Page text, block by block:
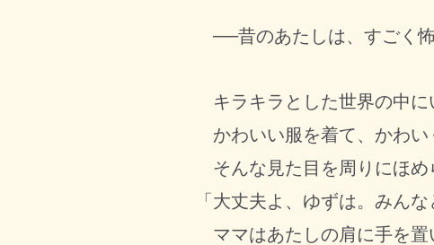
──昔のあたしは、すごく
キラキラとした世界の中に
かわいい服を着て、かわい
そんな見た目を周りにほめ
「大丈夫よ、ゆずは。みん
ママはあたしの肩に手を置